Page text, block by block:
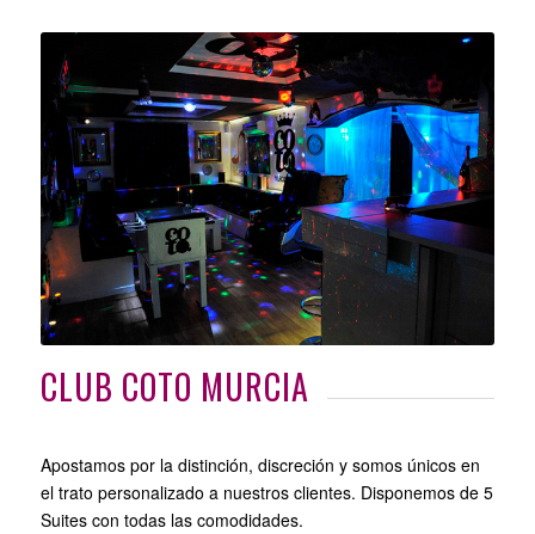
CLUB COTO MURCIA
Apostamos por la distinción, discreción y somos únicos en
el trato personalizado a nuestros clientes. Disponemos de 5
Suites con todas las comodidades.